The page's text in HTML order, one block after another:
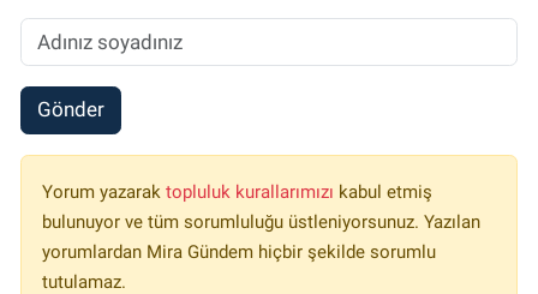
Gönder
Yorum yazarak topluluk kurallarımızı kabul etmiş
bulunuyor ve tüm sorumluluğu üstleniyorsunuz. Yazılan
yorumlardan Mira Gündem hiçbir şekilde sorumlu
tutulamaz.